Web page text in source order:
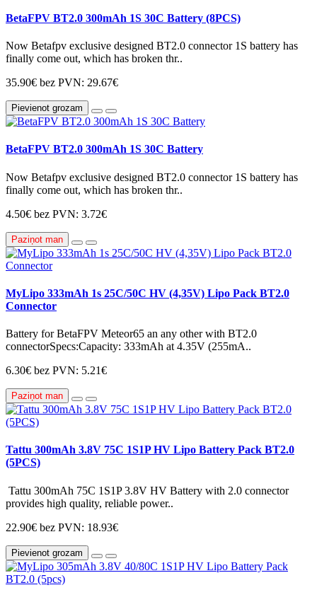
BetaFPV BT2.0 300mAh 1S 30C Battery (8PCS)
Now Betafpv exclusive designed BT2.0 connector 1S battery has
finally come out, which has broken thr..
35.90€ bez PVN: 29.67€
Pievienot grozam
BetaFPV BT2.0 300mAh 1S 30C Battery
Now Betafpv exclusive designed BT2.0 connector 1S battery has
finally come out, which has broken thr..
4.50€ bez PVN: 3.72€
Paziņot man
MyLipo 333mAh 1s 25C/50C HV (4,35V) Lipo Pack BT2.0
Connector
Battery for BetaFPV Meteor65 an any other with BT2.0
connectorSpecs:Capacity: 333mAh at 4.35V (255mA..
6.30€ bez PVN: 5.21€
Paziņot man
Tattu 300mAh 3.8V 75C 1S1P HV Lipo Battery Pack BT2.0
(5PCS)
Tattu 300mAh 75C 1S1P 3.8V HV Battery with 2.0 connector
provides high quality, reliable power..
22.90€ bez PVN: 18.93€
Pievienot grozam